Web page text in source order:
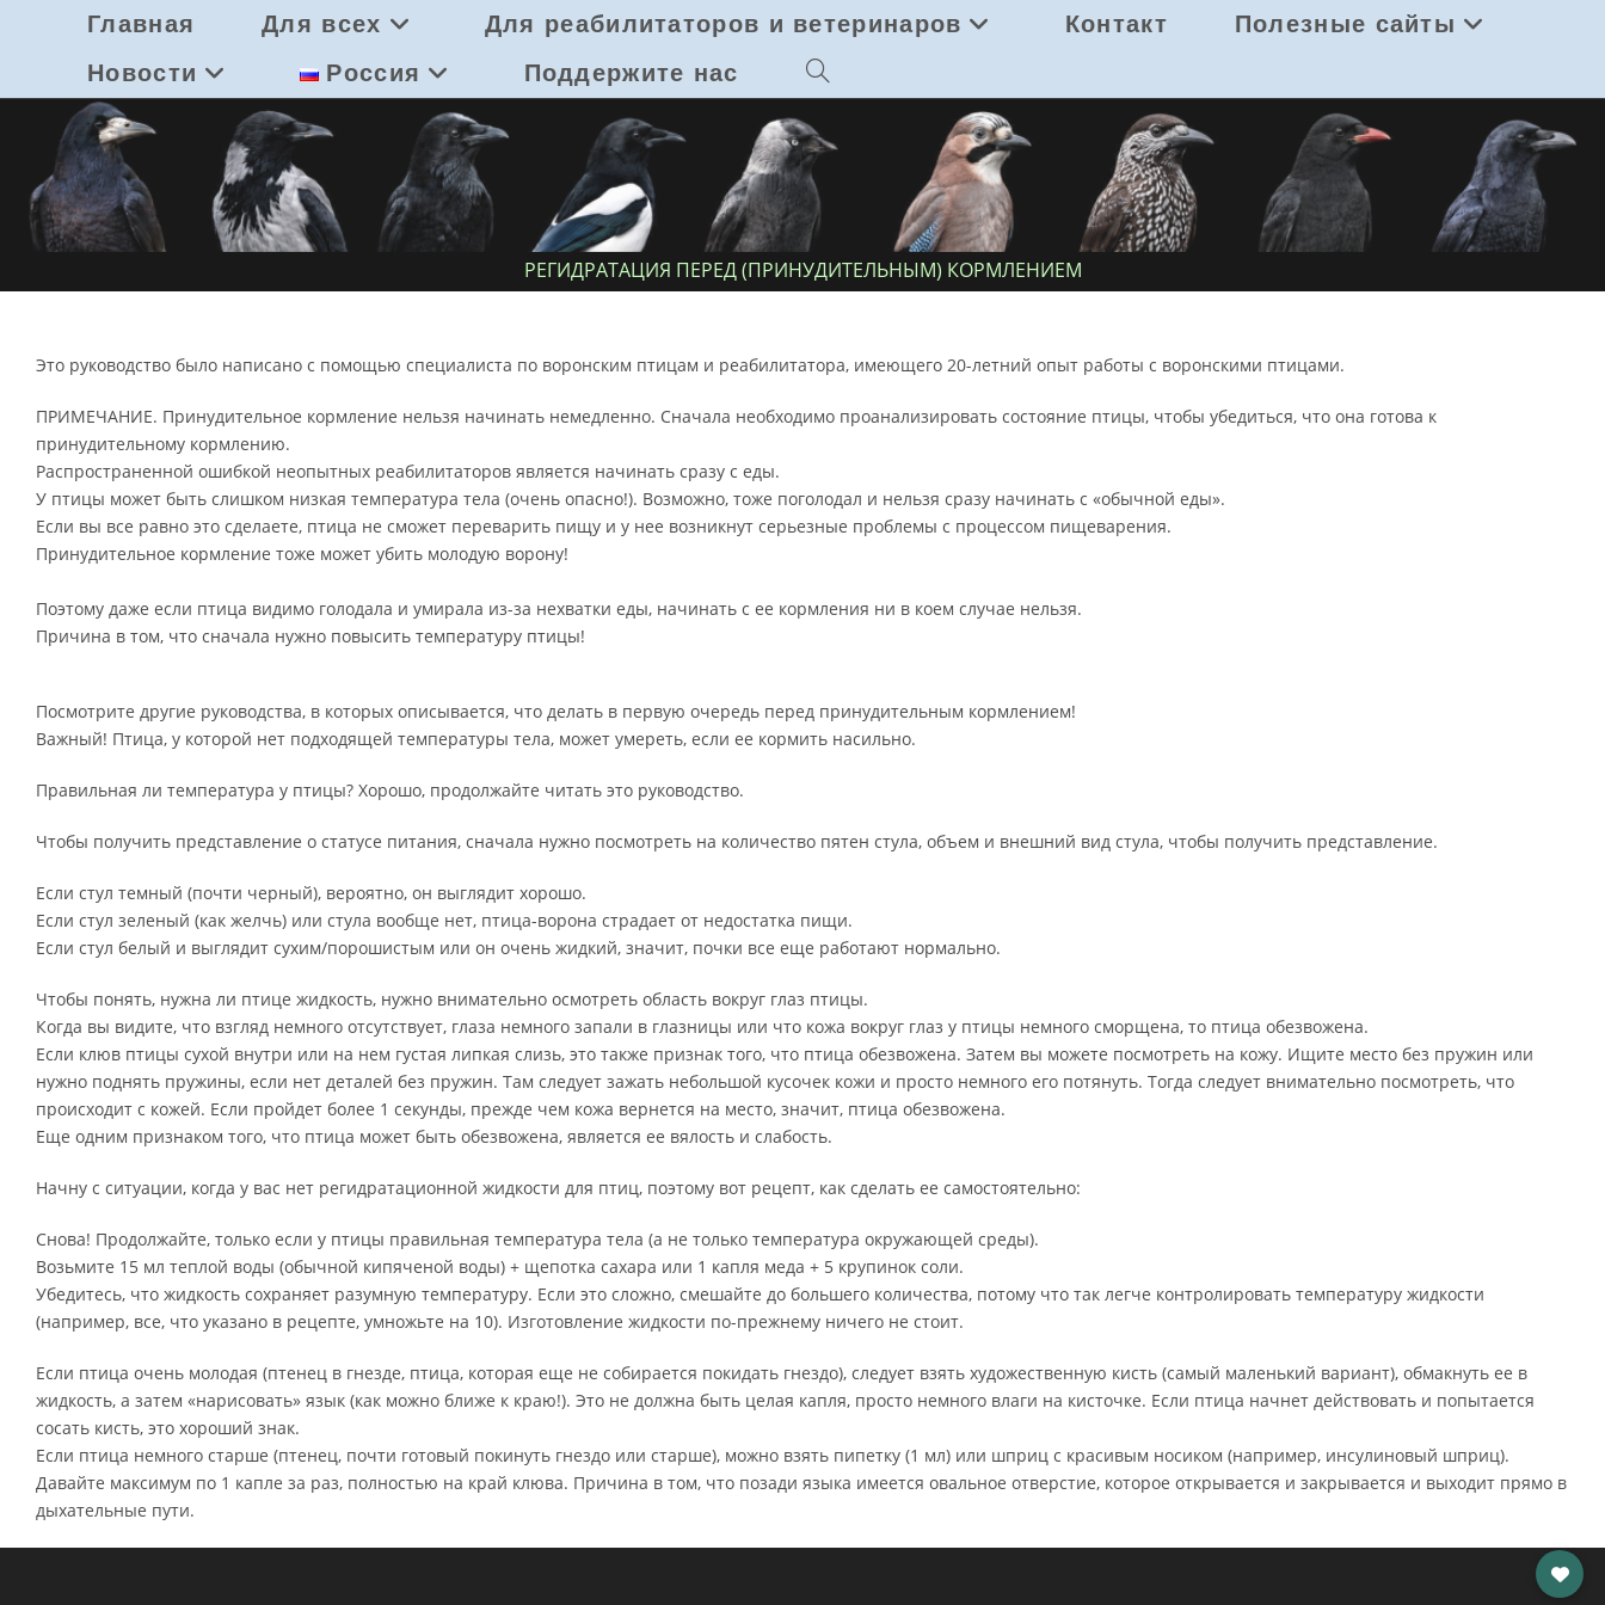
содержимому
Главная Для всех Для реабилитаторов и ветеринаров Контакт
Полезные сайты
Новости
Россия Поддержите нас Переключить
поиск
по
веб-
сайту
РЕГИДРАТАЦИЯ ПЕРЕД (ПРИНУДИТЕЛЬНЫМ) КОРМЛЕНИЕМ
Это руководство было написано с помощью специалиста по воронским птицам и реабилитатора, имеющего 20-летний опыт работы с воронскими птицами.
ПРИМЕЧАНИЕ. Принудительное кормление нельзя начинать немедленно. Сначала необходимо проанализировать состояние птицы, чтобы убедиться, что она готова к
принудительному кормлению.
Распространенной ошибкой неопытных реабилитаторов является начинать сразу с еды.
У птицы может быть слишком низкая температура тела (очень опасно!). Возможно, тоже поголодал и нельзя сразу начинать с «обычной еды».
Если вы все равно это сделаете, птица не сможет переварить пищу и у нее возникнут серьезные проблемы с процессом пищеварения.
Принудительное кормление тоже может убить молодую ворону!
Поэтому даже если птица видимо голодала и умирала из-за нехватки еды, начинать с ее кормления ни в коем случае нельзя.
Причина в том, что сначала нужно повысить температуру птицы!
Посмотрите другие руководства, в которых описывается, что делать в первую очередь перед принудительным кормлением!
Важный! Птица, у которой нет подходящей температуры тела, может умереть, если ее кормить насильно.
Правильная ли температура у птицы? Хорошо, продолжайте читать это руководство.
Чтобы получить представление о статусе питания, сначала нужно посмотреть на количество пятен стула, объем и внешний вид стула, чтобы получить представление.
Если стул темный (почти черный), вероятно, он выглядит хорошо.
Если стул зеленый (как желчь) или стула вообще нет, птица-ворона страдает от недостатка пищи.
Если стул белый и выглядит сухим/порошистым или он очень жидкий, значит, почки все еще работают нормально.
Чтобы понять, нужна ли птице жидкость, нужно внимательно осмотреть область вокруг глаз птицы.
Когда вы видите, что взгляд немного отсутствует, глаза немного запали в глазницы или что кожа вокруг глаз у птицы немного сморщена, то птица обезвожена.
Если клюв птицы сухой внутри или на нем густая липкая слизь, это также признак того, что птица обезвожена. Затем вы можете посмотреть на кожу. Ищите место без пружин или
нужно поднять пружины, если нет деталей без пружин. Там следует зажать небольшой кусочек кожи и просто немного его потянуть. Тогда следует внимательно посмотреть, что
происходит с кожей. Если пройдет более 1 секунды, прежде чем кожа вернется на место, значит, птица обезвожена.
Еще одним признаком того, что птица может быть обезвожена, является ее вялость и слабость.
Начну с ситуации, когда у вас нет регидратационной жидкости для птиц, поэтому вот рецепт, как сделать ее самостоятельно:
Снова! Продолжайте, только если у птицы правильная температура тела (а не только температура окружающей среды).
Возьмите 15 мл теплой воды (обычной кипяченой воды) + щепотка сахара или 1 капля меда + 5 крупинок соли.
Убедитесь, что жидкость сохраняет разумную температуру. Если это сложно, смешайте до большего количества, потому что так легче контролировать температуру жидкости
(например, все, что указано в рецепте, умножьте на 10). Изготовление жидкости по-прежнему ничего не стоит.
Если птица очень молодая (птенец в гнезде, птица, которая еще не собирается покидать гнездо), следует взять художественную кисть (самый маленький вариант), обмакнуть ее в
жидкость, а затем «нарисовать» язык (как можно ближе к краю!). Это не должна быть целая капля, просто немного влаги на кисточке. Если птица начнет действовать и попытается
сосать кисть, это хороший знак.
Если птица немного старше (птенец, почти готовый покинуть гнездо или старше), можно взять пипетку (1 мл) или шприц с красивым носиком (например, инсулиновый шприц).
Давайте максимум по 1 капле за раз, полностью на край клюва. Причина в том, что позади языка имеется овальное отверстие, которое открывается и закрывается и выходит прямо в
дыхательные пути.